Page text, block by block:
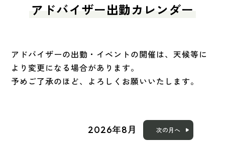
アドバイザー出勤カレンダー
アドバイザーの出勤・イベントの開催は、天候等に
より変更になる場合があります。
予めご了承のほど、よろしくお願いいたします。
2026年8月 次の月へ